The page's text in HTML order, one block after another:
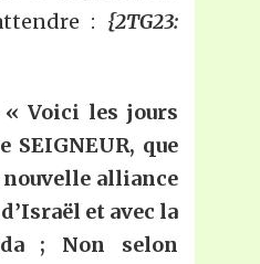
: {2TG23:
«Voici les jours
que
alliance
et avec la
; Non selon